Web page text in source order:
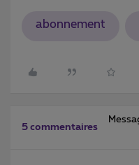
abonnement
5 commentaires